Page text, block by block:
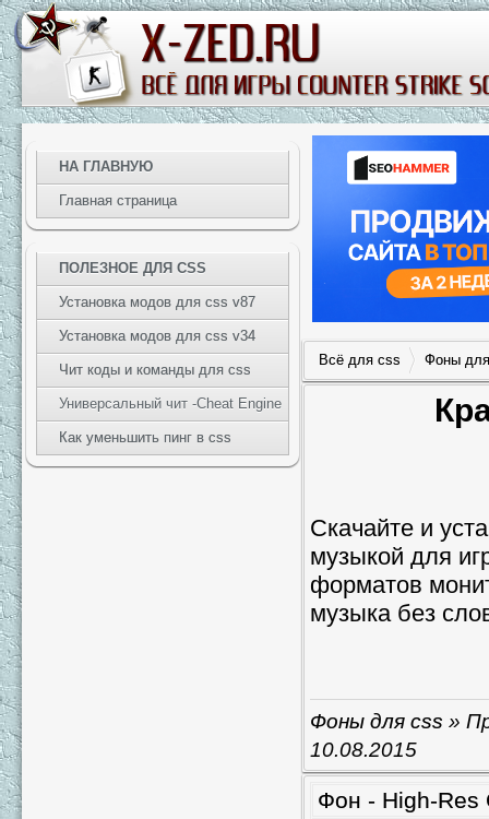
Всё для css Фоны
Скачайте и
музыкой для
форматов
музыка без
Фоны для css »
10.08.2015
Фон - High-Res
НА ГЛАВНУЮ
Главная страница
ПОЛЕЗНОЕ ДЛЯ CSS
Установка модов для css v87
Установка модов для css v34
Чит коды и команды для css
Универсальный чит -Cheat Engine
Как уменьшить пинг в css